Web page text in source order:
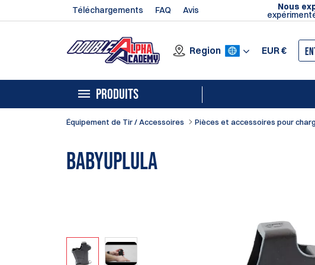
Téléchargements FAQ Avis Nous
Region EUR€
PRODUITS
Équipement de Tir / Accessoires Pièces et accessoires pour
BabyUpLULA